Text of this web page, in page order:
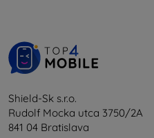
Shield-Sk s.r.o.
Rudolf Mocka utca 3750/2A
841 04 Bratislava